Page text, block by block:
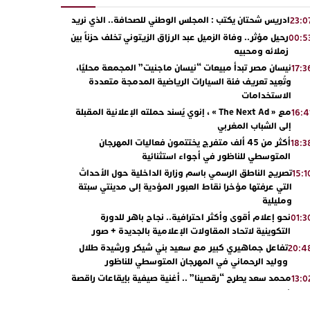
ادريس شحتان يكتب : المجلس الوطني للصحافة.. الذي نريد
رحيل مؤثر.. وفاة الزميل عبد الرزاق الزيتوني تخلف حزناً بين
زملائه ومحبيه
نيسان مصر تبدأ مبيعات “نيسان ماجنيت” المجمعة محليًا،
وتُعِيد تعريف فئة السيارات الرياضية المدمجة متعددة
الاستخدامات
مع « The Next Ad » ، إنوي يُسند حملته الإعلانية المقبلة
إلى الشباب المغربي
أكثر من 45 ألف متفرج يختتمون فعاليات المهرجان
المتوسطي للناظور في أجواء استثنائية
تصريح الناطق الرسمي باسم وزارة الداخلية حول الأحداث
التي عرفتها مؤخرا نقاط العبور المؤدية إلى مدينتي سبتة
ومليلية
نحو إعلام أقوى وأكثر احترافية.. نجاح باهر للدورة
التكوينية لاتحاد المقاولات الإعلامية بالجديدة + صور
تفاعل جماهيري كبير مع سعيد بني شيكر ورشيدة طلال
ووليد الرحماني في المهرجان المتوسطي للناظور
محمد سعد يطرح “رقصينا” .. أغنية صيفية بإيقاعات راقصة